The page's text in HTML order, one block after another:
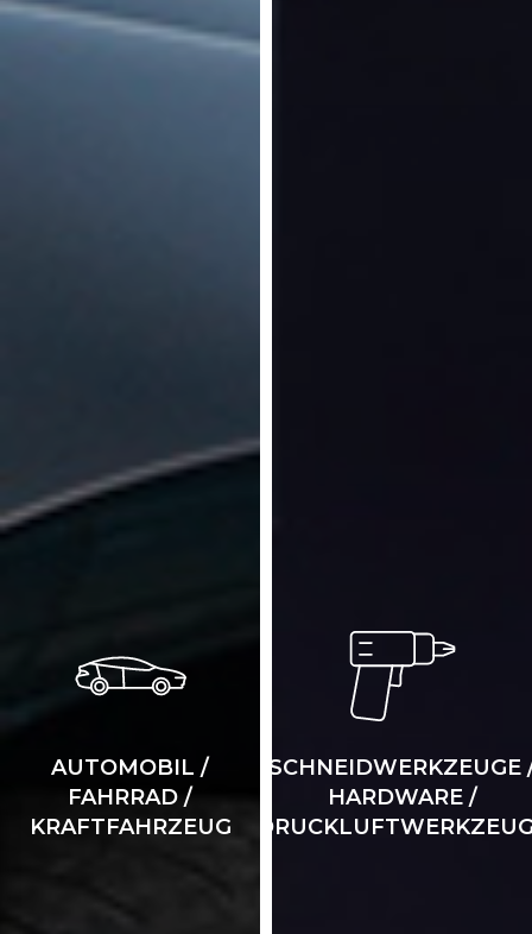
AUTOMOBIL /
FAHRRAD /
KRAFTFAHRZEUG
SCHNEIDWERKZEUGE
HARDWARE /